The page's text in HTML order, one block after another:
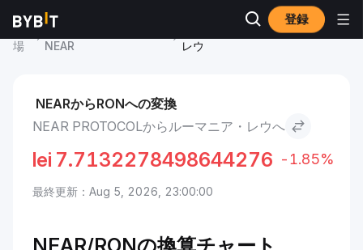
登録
市
場
NEAR Protocol 価格
NEAR
NEAR Protocol to ルーマニア・
レウ
NEARからRONへの変換
NEAR PROTOCOLからルーマニア・レウへ
lei 7.7132278498644276 -1.85%
最終更新：Aug 5, 2026, 23:00:00